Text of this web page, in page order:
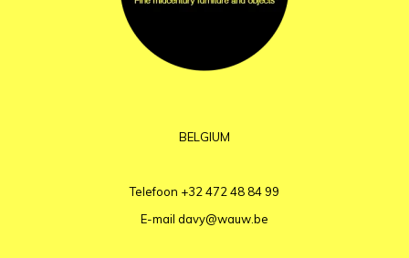
BELGIUM
Telefoon +32 472 48 84 99
E-mail davy@wauw.be